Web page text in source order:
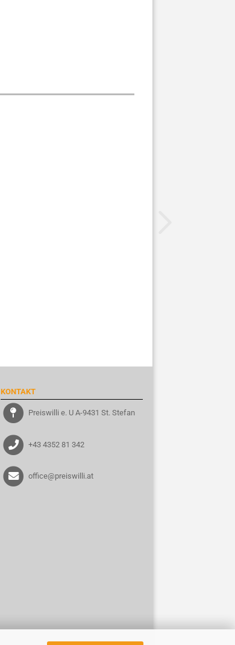
KONTAKT
Preiswilli e. U A-9431 St. Stefan
+43 4352 81 342
office@preiswilli.at